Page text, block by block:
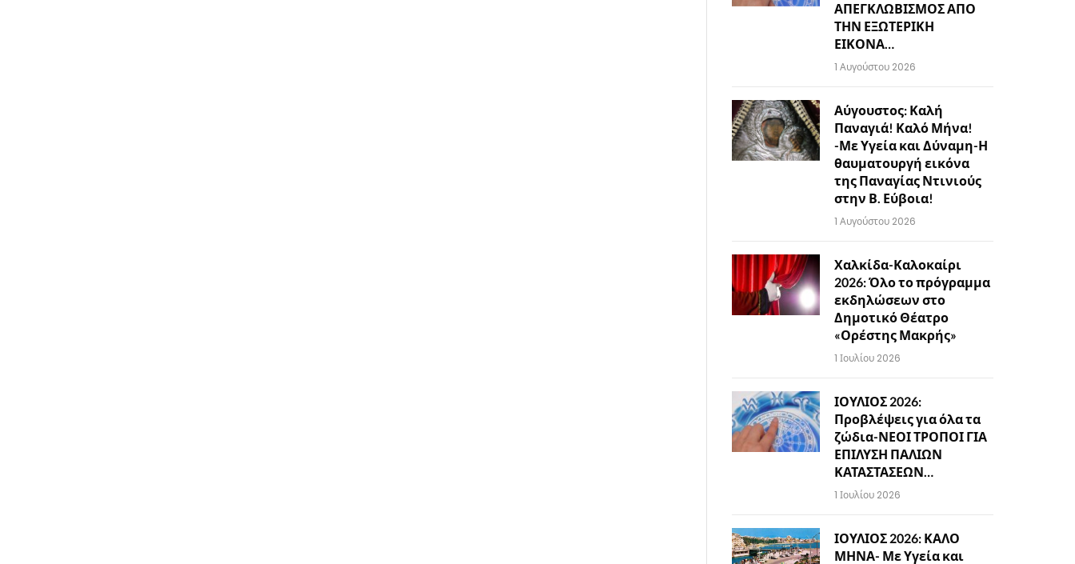
ΑΠΕΓΚΛΩΒΙΣΜΟΣ ΑΠΟ
ΤΗΝ ΕΞΩΤΕΡΙΚΗ
ΕΙΚΟΝΑ…
1 Αυγούστου 2026
Αύγουστος: Καλή
Παναγιά! Καλό Μήνα!
-Με Υγεία και Δύναμη-Η
θαυματουργή εικόνα
της Παναγίας Ντινιούς
στην Β. Εύβοια!
1 Αυγούστου 2026
Χαλκίδα-Καλοκαίρι
2026: Όλο το πρόγραμμα
εκδηλώσεων στο
Δημοτικό Θέατρο
«Ορέστης Μακρής»
1 Ιουλίου 2026
ΙΟΥΛΙΟΣ 2026:
Προβλέψεις για όλα τα
ζώδια-ΝΕΟΙ ΤΡΟΠΟΙ ΓΙΑ
ΕΠΙΛΥΣΗ ΠΑΛΙΩΝ
ΚΑΤΑΣΤΑΣΕΩΝ…
1 Ιουλίου 2026
ΙΟΥΛΙΟΣ 2026: ΚΑΛΟ
ΜΗΝΑ- Με Υγεία και